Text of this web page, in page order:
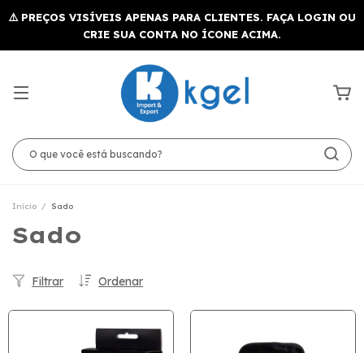
Início / Sado
Sado
Ordenar
Filtrar